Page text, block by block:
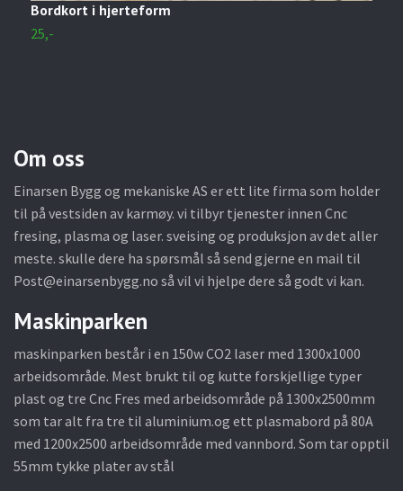
Om oss
Einarsen Bygg og mekaniske AS er ett lite firma som holder
til på vestsiden av karmøy. vi tilbyr tjenester innen Cnc
fresing, plasma og laser. sveising og produksjon av det aller
meste. skulle dere ha spørsmål så send gjerne en mail til
Post@einarsenbygg.no så vil vi hjelpe dere så godt vi kan.
Maskinparken
maskinparken består i en 150w CO2 laser med 1300x1000
arbeidsområde. Mest brukt til og kutte forskjellige typer
plast og tre Cnc Fres med arbeidsområde på 1300x2500mm
som tar alt fra tre til aluminium.og ett plasmabord på 80A
med 1200x2500 arbeidsområde med vannbord. Som tar opptil
55mm tykke plater av stål
Bordkort i hjerteform
25,-